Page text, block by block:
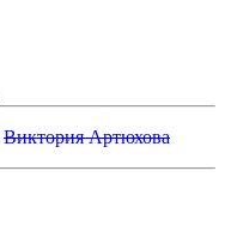
Виктория Артюхова